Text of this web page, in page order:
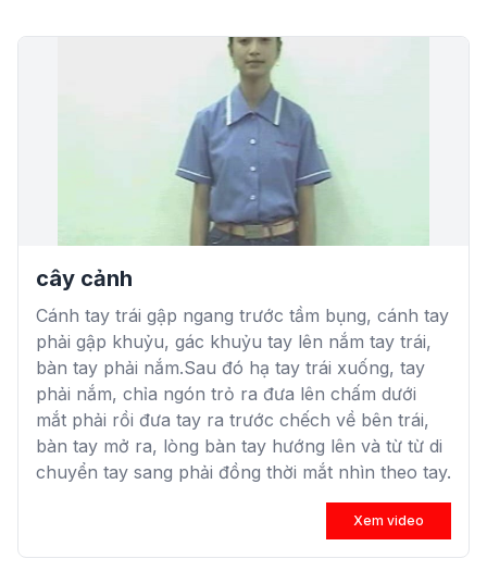
cây cảnh
Cánh tay trái gập ngang trước tầm bụng, cánh tay
phải gập khuỷu, gác khuỷu tay lên nắm tay trái,
bàn tay phải nắm.Sau đó hạ tay trái xuống, tay
phải nắm, chỉa ngón trỏ ra đưa lên chấm dưới
mắt phải rồi đưa tay ra trước chếch về bên trái,
bàn tay mở ra, lòng bàn tay hướng lên và từ từ di
chuyển tay sang phải đồng thời mắt nhìn theo tay.
Xem video